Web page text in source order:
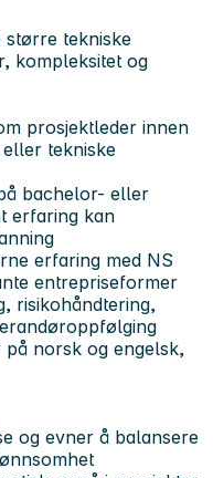
tekniske
kompleksitet og
prosjektleder innen
tekniske
bachelor- eller
erfaring kan
erfaring med NS
entrepriseformer
risikohåndtering,
på norsk og engelsk,
og evner å balansere